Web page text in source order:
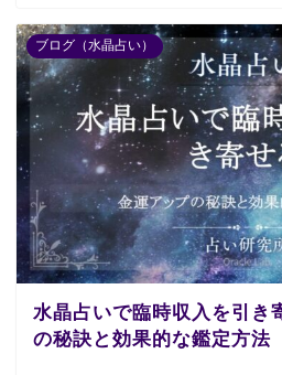
ブログ（水晶占い）
水晶占いで臨時収入を引き
の秘訣と効果的な鑑定方法